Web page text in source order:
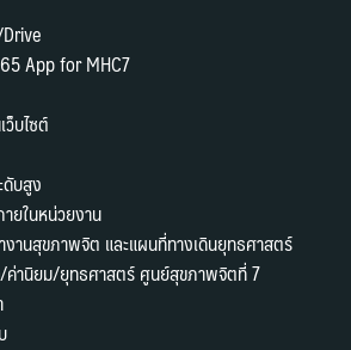
App for MHC7
ว็บไซต์
ดับสูง
ยในหน่วยงาน
านสุขภาพจิต และแผนที่ทางเดินยุทธศาสตร์
านิยม/ยุทธศาสตร์ ศูนย์สุขภาพจิตที่ 7